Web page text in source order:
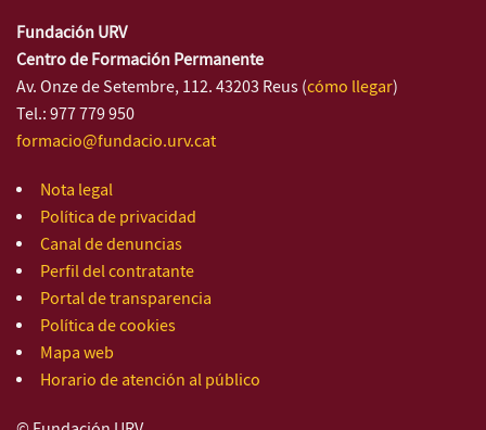
Fundación URV
Centro de Formación Permanente
Av. Onze de Setembre, 112. 43203 Reus (cómo llegar)
Tel.: 977 779 950
formacio@fundacio.urv.cat
Nota legal
Política de privacidad
Canal de denuncias
Perfil del contratante
Portal de transparencia
Política de cookies
Mapa web
Horario de atención al público